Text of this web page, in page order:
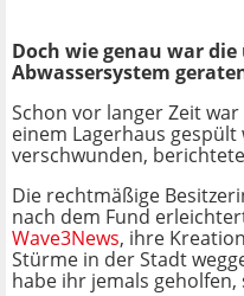
Doch wie genau war
Abwassersystem
Schon vor langer Zeit
einem Lagerhaus
verschwunden,
Die rechtmäßige
nach dem Fund
Wave3News, ihre
Stürme in der Stadt
habe ihr jemals